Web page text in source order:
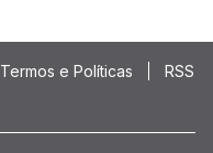
Termos e Políticas RSS